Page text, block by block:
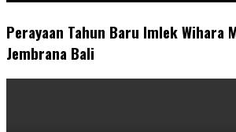
Perayaan Tahun Baru Imlek Wihara
Jembrana Bali